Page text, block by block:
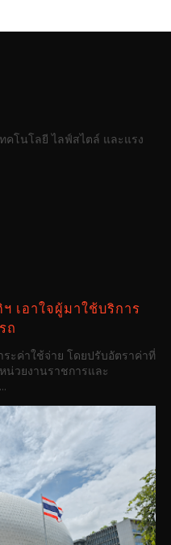
คโนโลยี ไลฟ์สไตล์ และแรง
เอาใจผู้มาใช้บริการ
ถ
ะค่าใช้จ่าย โดยปรับอัตราค่าที่
น่วยงานราชการและ